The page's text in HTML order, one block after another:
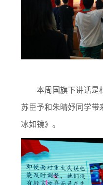
本周国旗下讲话是
苏臣予和朱晴妤同学带
冰如镜》。